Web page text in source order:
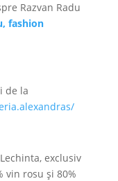
Razvan Radu
fashion
de la
exclusiv
vin rosu și 80%